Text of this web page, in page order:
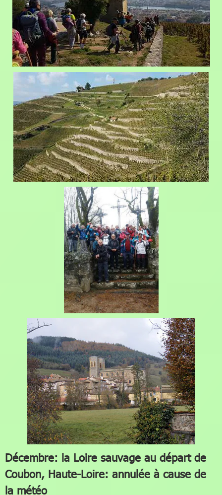
Décembre: la Loire sauvage au départ de
Coubon, Haute-Loire: annulée à cause de
la météo